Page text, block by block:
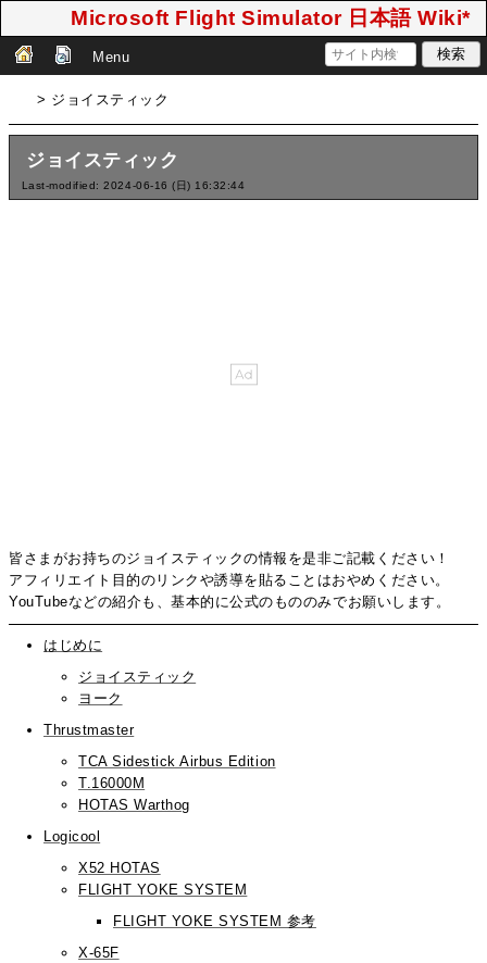
Microsoft Flight Simulator 日本語 Wiki*
Menu
> ジョイスティック
ジョイスティック
Last-modified: 2024-06-16 (日) 16:32:44
皆さまがお持ちのジョイスティックの情報を是非ご記載ください！
アフィリエイト目的のリンクや誘導を貼ることはおやめください。
YouTubeなどの紹介も、基本的に公式のもののみでお願いします。
はじめに
ジョイスティック
ヨーク
Thrustmaster
TCA Sidestick Airbus Edition
T.16000M
HOTAS Warthog
Logicool
X52 HOTAS
FLIGHT YOKE SYSTEM
FLIGHT YOKE SYSTEM 参考
X-65F